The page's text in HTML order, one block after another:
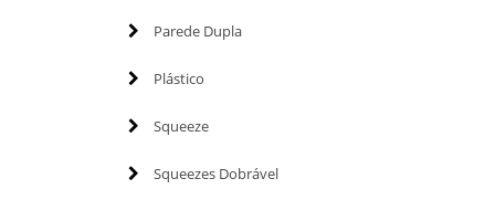
Parede Dupla
Plástico
Squeeze
Squeezes Dobrável